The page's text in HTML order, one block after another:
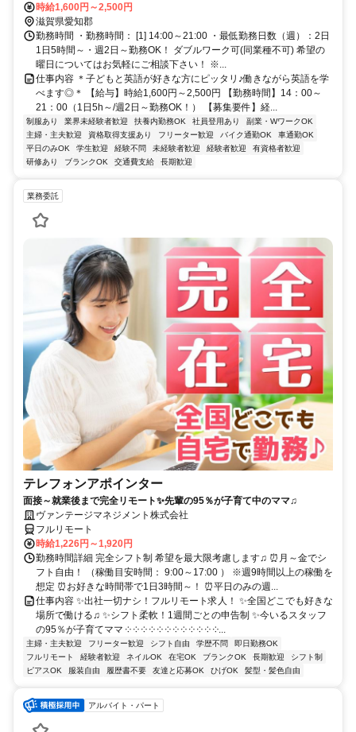
約39分 近江鉄道本線「愛知川駅」より徒歩12分 ／近隣教室への勤務
も応相談 ※屋内禁煙
時給1,600円～2,500円
滋賀県愛知郡
勤務時間 ・勤務時間： [1] 14:00～21:00 ・最低勤務日数（週）：2日
1日5時間～・週2日～勤務OK！ ダブルワーク可(同業種不可) 希望の
曜日についてはお気軽にご相談下さい！ ※...
仕事内容 ＊子どもと英語が好きな方にピッタリ♪働きながら英語を学
べます◎＊ 【給与】時給1,600円～2,500円 【勤務時間】14：00～
21：00（1日5h～/週2日～勤務OK！） 【募集要件】経...
制服あり 業界未経験者歓迎 扶養内勤務OK 社員登用あり
副業・WワークOK
主婦・主夫歓迎
資格取得支援あり フリーター歓迎 バイク通勤OK
車通勤OK
平日のみOK
学生歓迎 経験不問 未経験者歓迎 経験者歓迎
有資格者歓迎
研修あり
ブランクOK 交通費支給 長期歓迎
業務委託
テレフォンアポインター
面接～就業後まで完全リモート✨先輩の95％が子育て中のママ♫
ヴァンテージマネジメント株式会社
フルリモート
時給1,226円～1,920円
勤務時間詳細 完全シフト制 希望を最大限考慮します♫ ⏰月～金でシ
フト自由！ （稼働目安時間： 9:00～17:00 ） ※週9時間以上の稼働を
想定 ⏰お好きな時間帯で1日3時間～！ ⏰平日のみの週...
仕事内容 ✨出社一切ナシ！フルリモート求人！ ✨全国どこでも好きな
場所で働ける♫ ✨シフト柔軟！1週間ごとの申告制 ✨今いるスタッフ
の95％が子育てママ ༶ ༶ ༶ ༶ ༶ ༶ ༶ ༶ ༶ ༶ ༶ ༶...
主婦・主夫歓迎 フリーター歓迎 シフト自由 学歴不問
即日勤務OK
フルリモート
経験者歓迎 ネイルOK 在宅OK ブランクOK 長期歓迎
シフト制
ピアスOK
服装自由 履歴書不要 友達と応募OK ひげOK 髪型・髪色自由
アルバイト・パート